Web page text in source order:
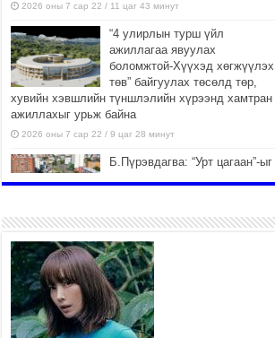
2026 оны 7 сар 22 / 11 цаг 43 минут
“4 улирлын турш үйл
ажиллагаа явуулах
боломжтой-Хүүхэд хөгжүүлэх
төв” байгуулах төсөлд төр,
хувийн хэвшлийн түншлэлийн хүрээнд хамтран
ажиллахыг урьж байна
2026 оны 7 сар 22 / 9 цаг 28 минут
Б.Пүрэвдагва: “Урт цагаан”-ыг
2026 оны 7 сар 21 / 16 цаг 47 минут
Тусгай замын автобус /BRT/
төслийн удирдах хорооны
ээлжит хуралдаан боллоо
2026 оны 7 сар 21 / 16 цаг 43 минут